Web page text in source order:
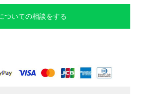
ついての相談をする